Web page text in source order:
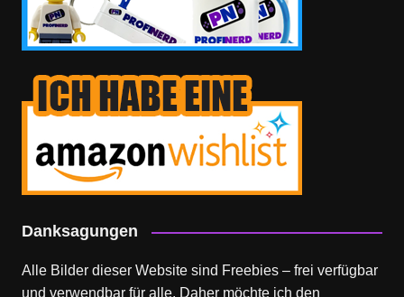
Danksagungen
Alle Bilder dieser Website sind Freebies – frei verfügbar
und verwendbar für alle. Daher möchte ich den